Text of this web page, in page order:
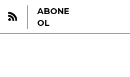
ABONE
OL